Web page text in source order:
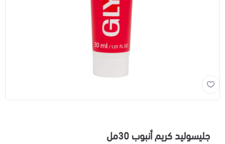
جليسوليد كريم أنبوب 30مل